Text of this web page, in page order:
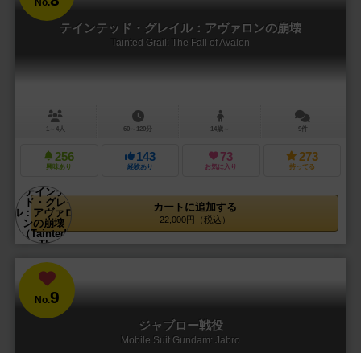
No.
テインテッド・グレイル：アヴァロンの崩壊
Tainted Grail: The Fall of Avalon
1～4人 60～120分 14歳～ 9件
256
興味あり
143
経験あり
73
お気に入り
273
持ってる
カートに追加する
22,000円（税込）
No.9
ジャブロー戦役
Mobile Suit Gundam: Jabro